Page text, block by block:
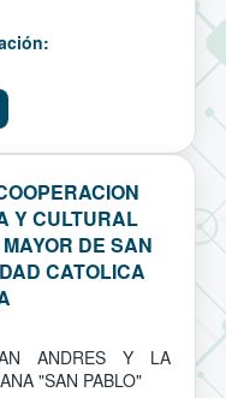
Y CULTURAL
DE SAN
CATOLICA
ANDRES Y LA
"SAN PABLO"